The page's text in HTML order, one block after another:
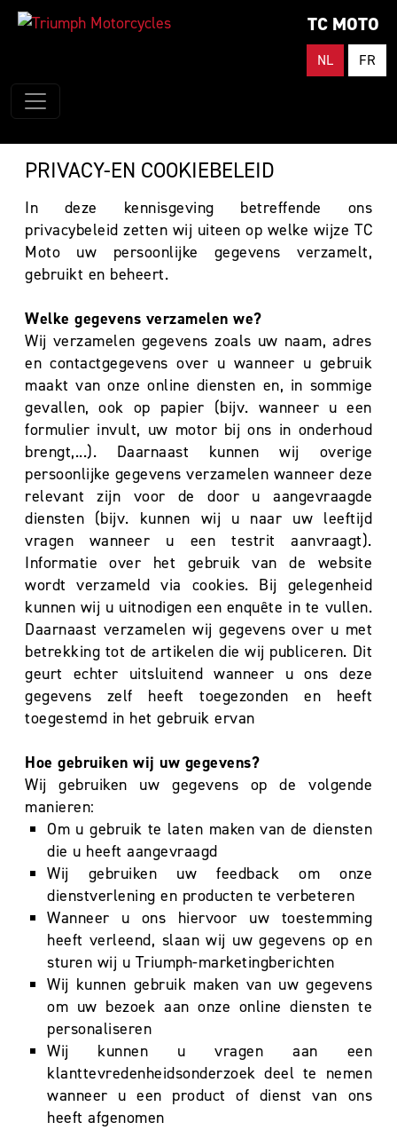
TC MOTO
NL FR
PRIVACY-EN COOKIEBELEID
In deze kennisgeving betreffende ons
privacybeleid zetten wij uiteen op welke wijze TC
Moto uw persoonlijke gegevens verzamelt,
gebruikt en beheert.
Welke gegevens verzamelen we?
Wij verzamelen gegevens zoals uw naam, adres
en contactgegevens over u wanneer u gebruik
maakt van onze online diensten en, in sommige
gevallen, ook op papier (bijv. wanneer u een
formulier invult, uw motor bij ons in onderhoud
brengt,...). Daarnaast kunnen wij overige
persoonlijke gegevens verzamelen wanneer deze
relevant zijn voor de door u aangevraagde
diensten (bijv. kunnen wij u naar uw leeftijd
vragen wanneer u een testrit aanvraagt).
Informatie over het gebruik van de website
wordt verzameld via cookies. Bij gelegenheid
kunnen wij u uitnodigen een enquête in te vullen.
Daarnaast verzamelen wij gegevens over u met
betrekking tot de artikelen die wij publiceren. Dit
geurt echter uitsluitend wanneer u ons deze
gegevens zelf heeft toegezonden en heeft
toegestemd in het gebruik ervan
Hoe gebruiken wij uw gegevens?
Wij gebruiken uw gegevens op de volgende
manieren:
Om u gebruik te laten maken van de diensten
die u heeft aangevraagd
Wij gebruiken uw feedback om onze
dienstverlening en producten te verbeteren
Wanneer u ons hiervoor uw toestemming
heeft verleend, slaan wij uw gegevens op en
sturen wij u Triumph-marketingberichten
Wij kunnen gebruik maken van uw gegevens
om uw bezoek aan onze online diensten te
personaliseren
Wij kunnen u vragen aan een
klanttevredenheidsonderzoek deel te nemen
wanneer u een product of dienst van ons
heeft afgenomen